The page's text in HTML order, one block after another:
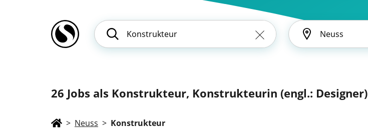
26 Jobs als Konstrukteur, Konstrukteurin (engl.: Designer)
> Neuss > Konstrukteur